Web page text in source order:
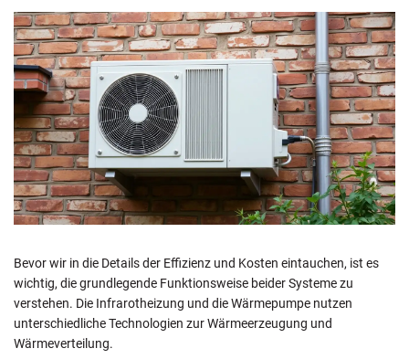
Bevor wir in die Details der Effizienz und Kosten eintauchen, ist es
wichtig, die grundlegende Funktionsweise beider Systeme zu
verstehen. Die Infrarotheizung und die Wärmepumpe nutzen
unterschiedliche Technologien zur Wärmeerzeugung und
Wärmeverteilung.